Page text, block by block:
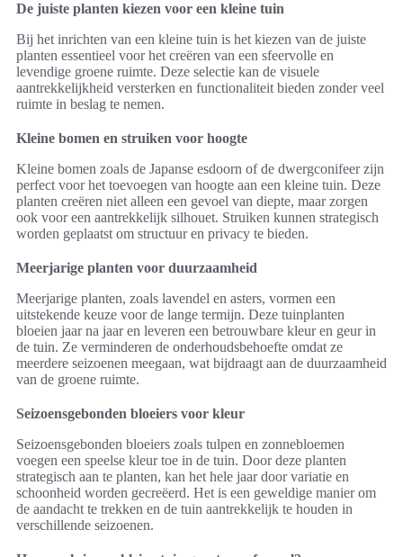
De juiste planten kiezen voor een kleine tuin
Bij het inrichten van een kleine tuin is het kiezen van de juiste
planten essentieel voor het creëren van een sfeervolle en
levendige groene ruimte. Deze selectie kan de visuele
aantrekkelijkheid versterken en functionaliteit bieden zonder veel
ruimte in beslag te nemen.
Kleine bomen en struiken voor hoogte
Kleine bomen zoals de Japanse esdoorn of de dwergconifeer zijn
perfect voor het toevoegen van hoogte aan een kleine tuin. Deze
planten creëren niet alleen een gevoel van diepte, maar zorgen
ook voor een aantrekkelijk silhouet. Struiken kunnen strategisch
worden geplaatst om structuur en privacy te bieden.
Meerjarige planten voor duurzaamheid
Meerjarige planten, zoals lavendel en asters, vormen een
uitstekende keuze voor de lange termijn. Deze tuinplanten
bloeien jaar na jaar en leveren een betrouwbare kleur en geur in
de tuin. Ze verminderen de onderhoudsbehoefte omdat ze
meerdere seizoenen meegaan, wat bijdraagt aan de duurzaamheid
van de groene ruimte.
Seizoensgebonden bloeiers voor kleur
Seizoensgebonden bloeiers zoals tulpen en zonnebloemen
voegen een speelse kleur toe in de tuin. Door deze planten
strategisch aan te planten, kan het hele jaar door variatie en
schoonheid worden gecreëerd. Het is een geweldige manier om
de aandacht te trekken en de tuin aantrekkelijk te houden in
verschillende seizoenen.